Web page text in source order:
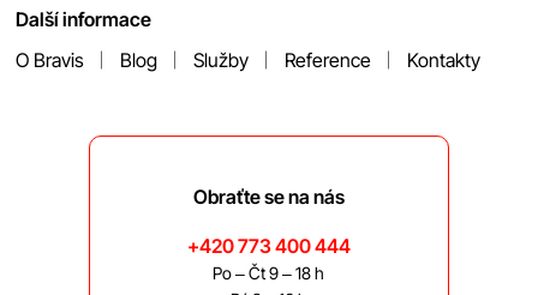
Další informace
O Bravis
Blog Služby Reference Kontakty
Obraťte se na nás
+420 773 400 444
Po – Čt 9 – 18 h